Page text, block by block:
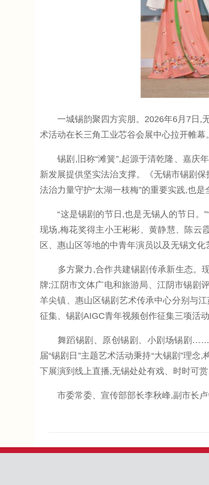
一城锡韵聚四方宾朋。2026年6月7日,无
术活动在长三角工业芯谷会展中心拉开帷
锡剧,旧称“滩簧”,起源于清乾隆、嘉庆年
新发展提供坚实法治支撑。《无锡市锡剧
法治力量守护“太湖一枝梅”的重要实践,也
“这是锡剧的节日,也是无锡人的节日。
现场,梅花奖得主小王彬彬、黄静慧、陈云
区、惠山区等地的中青年演员以及无锡文
多方聚力,合作共建锡剧传承新生态。现
牌;江阴市文体广电和旅游局、江阴市锡剧
羊尖镇、惠山区锡剧艺术传承中心分别与
征集、锡剧AIGC青年视频创作征集三项活
舞蹈锡剧、原创锡剧、小剧场锡剧……
届“锡剧日”主题艺术活动秉持“大锡剧”理
下展演到线上直播,无锡处处有戏、时时可赏
市委常委、宣传部部长李秋峰,副市长卢